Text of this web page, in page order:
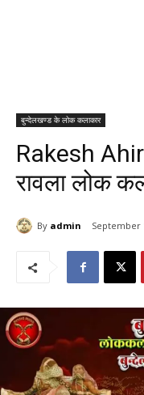
बुन्देलखण्ड के लोक कलाकार
Rakesh
रावला लोक
By admin September